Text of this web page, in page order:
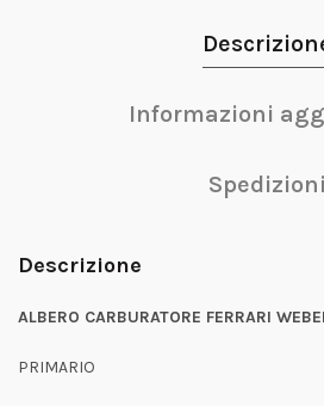
Informazioni
Spedizioni
Descrizione
ALBERO CARBURATORE FERRARI
PRIMARIO